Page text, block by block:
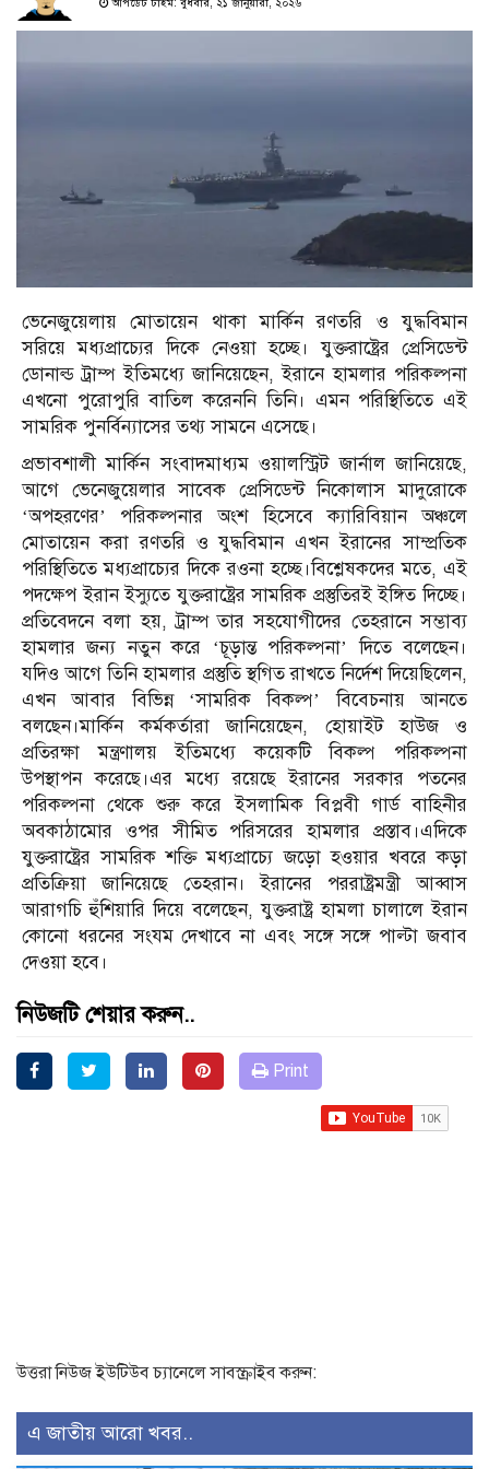
আপডেট টাইম: বুধবার, ২১ জানুয়ারী, ২০২৬
ভেনেজুয়েলায় মোতায়েন থাকা মার্কিন রণতরি ও যুদ্ধবিমান
সরিয়ে মধ্যপ্রাচ্যের দিকে নেওয়া হচ্ছে। যুক্তরাষ্ট্রের প্রেসিডেন্ট
ডোনাল্ড ট্রাম্প ইতিমধ্যে জানিয়েছেন, ইরানে হামলার পরিকল্পনা
এখনো পুরোপুরি বাতিল করেননি তিনি। এমন পরিস্থিতিতে এই
সামরিক পুনর্বিন্যাসের তথ্য সামনে এসেছে।
প্রভাবশালী মার্কিন সংবাদমাধ্যম ওয়ালস্ট্রিট জার্নাল জানিয়েছে,
আগে ভেনেজুয়েলার সাবেক প্রেসিডেন্ট নিকোলাস মাদুরোকে
‘অপহরণের’ পরিকল্পনার অংশ হিসেবে ক্যারিবিয়ান অঞ্চলে
মোতায়েন করা রণতরি ও যুদ্ধবিমান এখন ইরানের সাম্প্রতিক
পরিস্থিতিতে মধ্যপ্রাচ্যের দিকে রওনা হচ্ছে।বিশ্লেষকদের মতে, এই
পদক্ষেপ ইরান ইস্যুতে যুক্তরাষ্ট্রের সামরিক প্রস্তুতিরই ইঙ্গিত দিচ্ছে।
প্রতিবেদনে বলা হয়, ট্রাম্প তার সহযোগীদের তেহরানে সম্ভাব্য
হামলার জন্য নতুন করে ‘চূড়ান্ত পরিকল্পনা’ দিতে বলেছেন।
যদিও আগে তিনি হামলার প্রস্তুতি স্থগিত রাখতে নির্দেশ দিয়েছিলেন,
এখন আবার বিভিন্ন ‘সামরিক বিকল্প’ বিবেচনায় আনতে
বলছেন।মার্কিন কর্মকর্তারা জানিয়েছেন, হোয়াইট হাউজ ও
প্রতিরক্ষা মন্ত্রণালয় ইতিমধ্যে কয়েকটি বিকল্প পরিকল্পনা
উপস্থাপন করেছে।এর মধ্যে রয়েছে ইরানের সরকার পতনের
পরিকল্পনা থেকে শুরু করে ইসলামিক বিপ্লবী গার্ড বাহিনীর
অবকাঠামোর ওপর সীমিত পরিসরের হামলার প্রস্তাব।এদিকে
যুক্তরাষ্ট্রের সামরিক শক্তি মধ্যপ্রাচ্যে জড়ো হওয়ার খবরে কড়া
প্রতিক্রিয়া জানিয়েছে তেহরান। ইরানের পররাষ্ট্রমন্ত্রী আব্বাস
আরাগচি হুঁশিয়ারি দিয়ে বলেছেন, যুক্তরাষ্ট্র হামলা চালালে ইরান
কোনো ধরনের সংযম দেখাবে না এবং সঙ্গে সঙ্গে পাল্টা জবাব
দেওয়া হবে।
নিউজটি শেয়ার করুন..
Print
উত্তরা নিউজ ইউটিউব চ্যানেলে সাবস্ক্রাইব করুন:
এ জাতীয় আরো খবর..